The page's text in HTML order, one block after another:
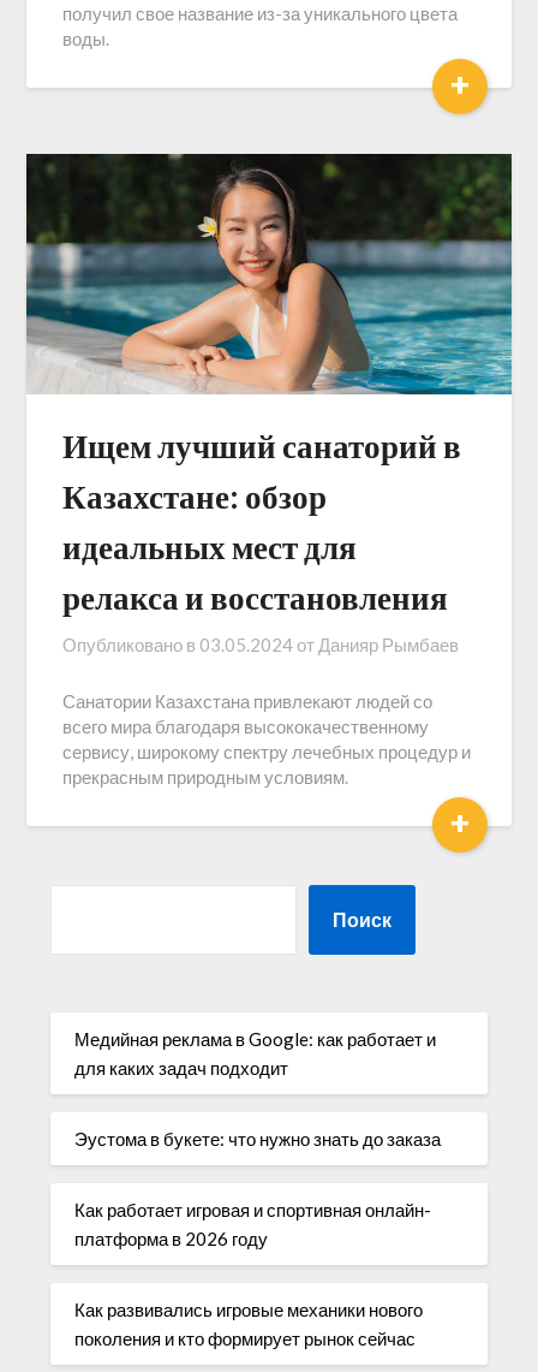
получил свое название из-за уникального цвета
воды.
+
Ищем лучший санаторий в
Казахстане: обзор
идеальных мест для
релакса и восстановления
Опубликовано в 03.05.2024от Данияр Рымбаев
Санатории Казахстана привлекают людей со
всего мира благодаря высококачественному
сервису, широкому спектру лечебных процедур и
прекрасным природным условиям.
+
Поиск
Медийная реклама в Google: как работает и
для каких задач подходит
Эустома в букете: что нужно знать до заказа
Как работает игровая и спортивная онлайн-
платформа в 2026 году
Как развивались игровые механики нового
поколения и кто формирует рынок сейчас